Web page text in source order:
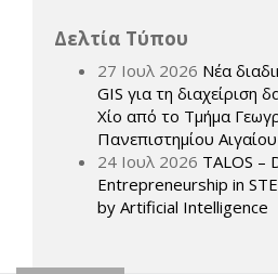
Δελτία Τύπου
27 Ιουλ 2026 Νέα
GIS για τη διαχείριση
Χίο από το Τμήμα
Πανεπιστημίου Αιγαίου
24 Ιουλ 2026 TALOS –
Entrepreneurship in
by Artificial Intelligence